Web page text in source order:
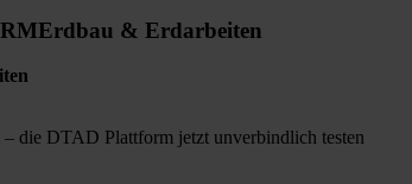
Erdbau & Erdarbeiten
die DTAD Plattform jetzt unverbindlich testen